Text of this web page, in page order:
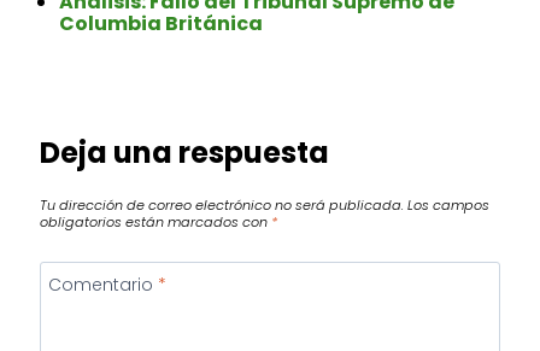
Columbia Británica
Deja una respuesta
Tu dirección de correo electrónico no será publicada. Los campos
obligatorios están marcados con *
Comentario *